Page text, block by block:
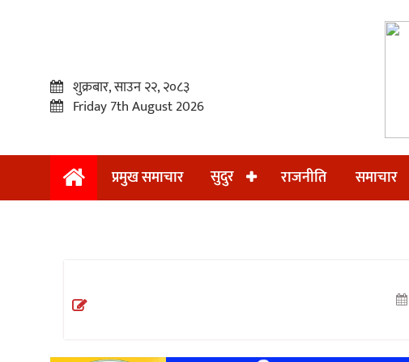
प्रमुख
शुक्रबार, साउन २२, २०८३
Friday 7th August 2026
प्रमुख समाचार सुदुर राजनीति समाचार